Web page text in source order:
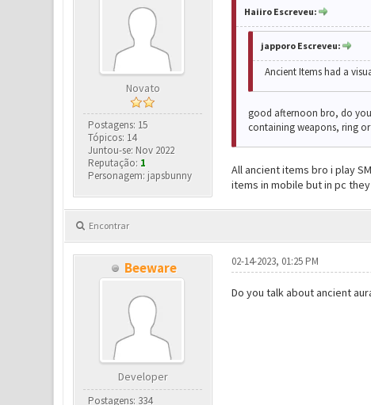
Novato
Postagens: 15
Tópicos: 14
Juntou-se: Nov 2022
Reputação: 1
Personagem: japsbunny
Haiiro Escreveu:
japporo Escreveu:
Ancient Items had a
good afternoon bro, do you
containing weapons, ring
All ancient items bro i play
items in mobile but in pc
Encontrar
Beeware
Developer
Postagens: 334
02-14-2023, 01:25 PM
Do you talk about ancient